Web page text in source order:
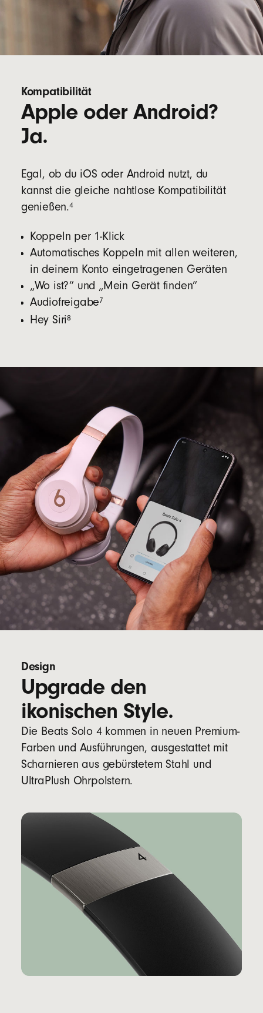
Kompatibilität
Apple oder Android?
Ja.
Egal, ob du iOS oder Android nutzt, du
kannst die gleiche nahtlose Kompatibilität
genießen.4
Koppeln per 1-Klick
Automatisches Koppeln mit allen weiteren,
in deinem Konto eingetragenen Geräten
„Wo ist?” und „Mein Gerät finden”
Audiofreigabe7
Hey Siri8
Design
Upgrade den
ikonischen Style.
Die Beats Solo 4 kommen in neuen Premium-
Farben und Ausführungen, ausgestattet mit
Scharnieren aus gebürstetem Stahl und
UltraPlush Ohrpolstern.